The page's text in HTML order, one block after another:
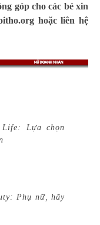
góp cho các bé xin
hoặc liên hệ
Life: Lựa chọn
Phụ nữ, hãy